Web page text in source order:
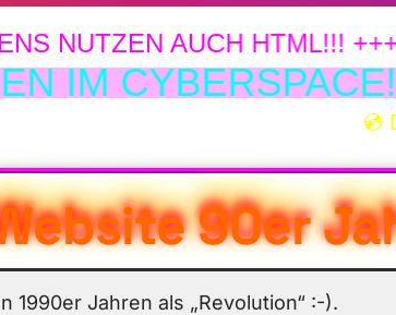
AUCH HTML!!! +++ 👽
WILLKOMMEN
💿 DOWNLOAD NETSCAPE NOW! 💿
90er
1990er Jahren als „Revolution“ :-).